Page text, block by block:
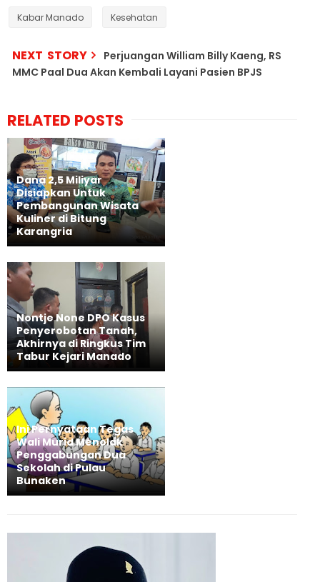
Kabar Manado Kesehatan
NEXT STORY
Perjuangan William Billy Kaeng, RS
MMC Paal Dua Akan Kembali Layani Pasien BPJS
RELATED POSTS
Dana 2,5 Miliyar
Disiapkan Untuk
Pembangunan Wisata
Kuliner di Bitung
Karangria
Nontje None DPO Kasus
Penyerobotan Tanah,
Akhirnya di Ringkus Tim
Tabur Kejari Manado
Ini Pernyataan Tegas
Wali Murid Menolak
Penggabungan Dua
Sekolah di Pulau
Bunaken